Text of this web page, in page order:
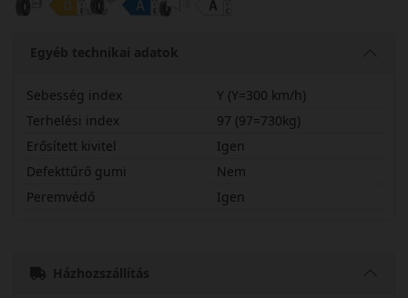
Egyéb technikai adatok
Sebesség index
Y (Y=300 km/h)
Terhelési index
97 (97=730kg)
Erősített kivitel
Igen
Defekttűrő gumi
Nem
Peremvédő
Igen
Házhozszállítás